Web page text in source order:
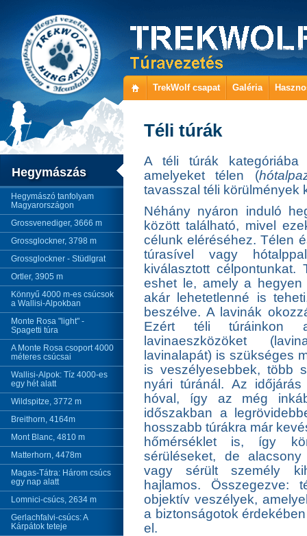
TrekWolf csapat Galéria
Hegymászás
Hegymászó tanfolyam
Magyarországon
Grossvenediger, 3666 m
Grossglockner, 3798 m
Grossglockner - Stüdlgrat
Ortler, 3905 m
Könnyű 4000 m-es csúcsok
a Wallisi-Alpokban
Monte Rosa "light" -
Spagetti túra
A Monte Rosa csoport 4000
méteres csúcsai
Wallisi-Alpok: Tíz 4000-es
egy hét alatt
Wildspitze, 3772 m
Breithorn, 4164m
Mont Blanc, 4810 m
Matterhorn, 4478m
Magas-Tátra: Három csúcs
egy nap alatt
Lomnici-csúcs, 2634 m
Gerlachfalvi-csúcs: A
Kárpátok teteje
Téli túrák
A téli túrák
amelyeket télen (
tavasszal téli körülmények
Néhány nyáron induló
között található, mivel
célunk eléréséhez. Télen
túrasível vagy
kiválasztott
eshet le, amely a hegyen
akár lehetetlenné is
beszélve. A lavinák
Ezért téli túráinkon
lavinaeszközöket
lavinalapát) is szükséges
is veszélyesebbek, több
nyári túránál. Az
hóval, így az még
időszakban a
hosszabb túrákra már
hőmérséklet is, így
sérüléseket, de
vagy sérült személy
hajlamos. Összegezve:
objektív veszélyek,
a biztonságotok
el.